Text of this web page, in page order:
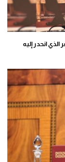
انحدر إليه